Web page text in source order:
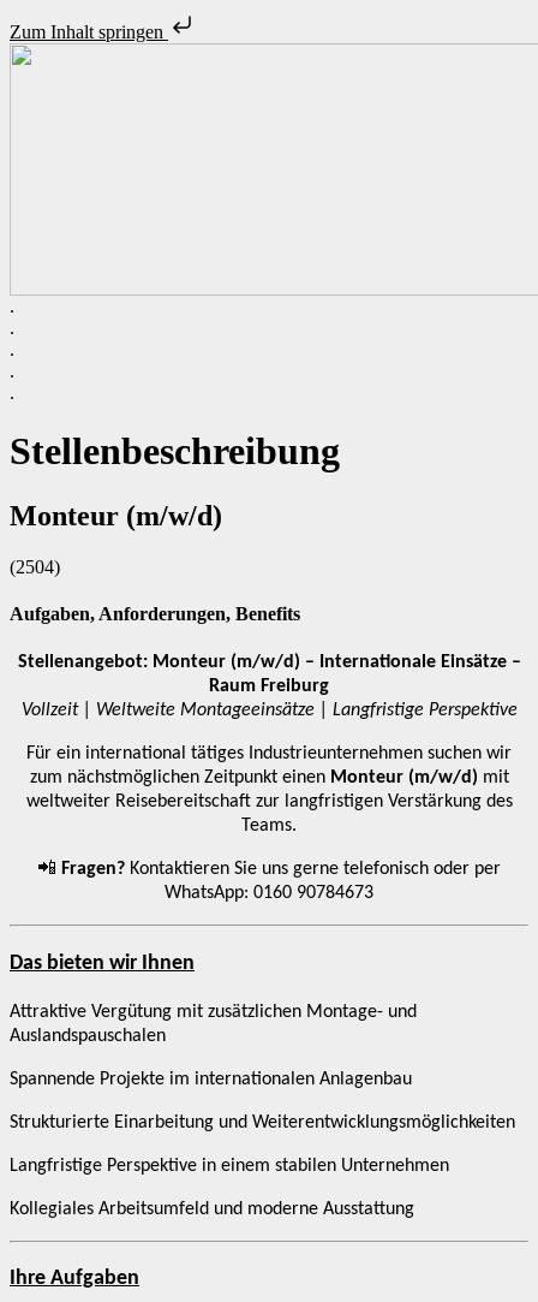
Zum Inhalt springen
Unsere Standorte
Personalanfrage
Master-Vendor-Management
Bescheinigungen & Zertifikate
.
.
.
.
.
Stellenbeschreibung
Monteur (m/w/d)
(2504)
Aufgaben, Anforderungen, Benefits
Stellenangebot: Monteur (m/w/d) – Internationale Einsätze –
Raum Freiburg
Vollzeit | Weltweite Montageeinsätze | Langfristige Perspektive
Für ein international tätiges Industrieunternehmen suchen wir
zum nächstmöglichen Zeitpunkt einen Monteur (m/w/d) mit
weltweiter Reisebereitschaft zur langfristigen Verstärkung des
Teams.
📲 Fragen? Kontaktieren Sie uns gerne telefonisch oder per
WhatsApp: 0160 90784673
Das bieten wir Ihnen
Attraktive Vergütung mit zusätzlichen Montage- und
Auslandspauschalen
Spannende Projekte im internationalen Anlagenbau
Strukturierte Einarbeitung und Weiterentwicklungsmöglichkeiten
Langfristige Perspektive in einem stabilen Unternehmen
Kollegiales Arbeitsumfeld und moderne Ausstattung
Ihre Aufgaben